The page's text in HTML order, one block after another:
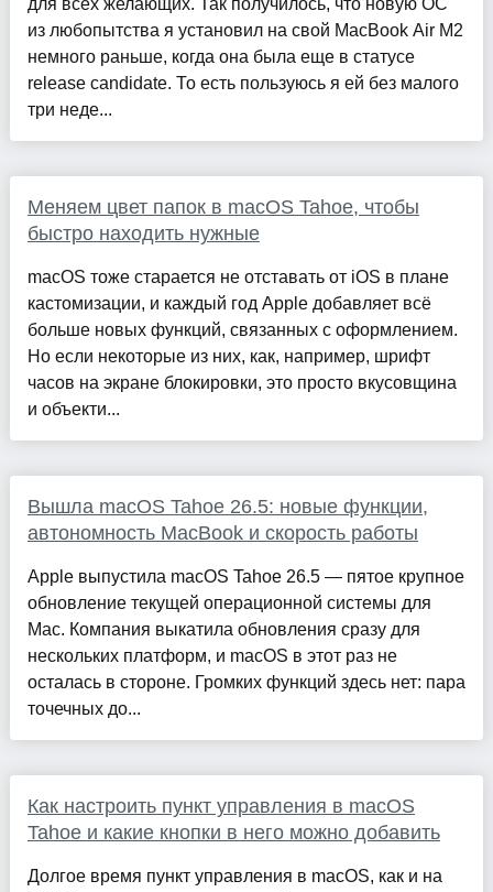
для всех желающих. Так получилось, что новую ОС
из любопытства я установил на свой MacBook Air M2
немного раньше, когда она была еще в статусе
release candidate. То есть пользуюсь я ей без малого
три неде...
Меняем цвет папок в macOS Tahoe, чтобы
быстро находить нужные
macOS тоже старается не отставать от iOS в плане
кастомизации, и каждый год Apple добавляет всё
больше новых функций, связанных с оформлением.
Но если некоторые из них, как, например, шрифт
часов на экране блокировки, это просто вкусовщина
и объекти...
Вышла macOS Tahoe 26.5: новые функции,
автономность MacBook и скорость работы
Apple выпустила macOS Tahoe 26.5 — пятое крупное
обновление текущей операционной системы для
Mac. Компания выкатила обновления сразу для
нескольких платформ, и macOS в этот раз не
осталась в стороне. Громких функций здесь нет: пара
точечных до...
Как настроить пункт управления в macOS
Tahoe и какие кнопки в него можно добавить
Долгое время пункт управления в macOS, как и на